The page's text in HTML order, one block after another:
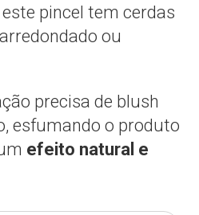
pincel tem cerdas
ou
precisa de blush
esfumando o produto
efeito natural e